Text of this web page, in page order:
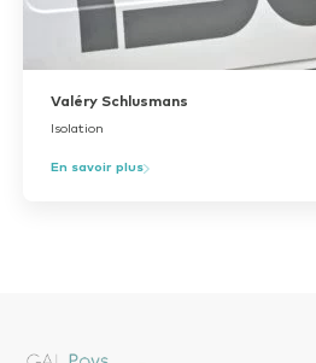
Valéry Schlusmans
Isolation
En savoir plus